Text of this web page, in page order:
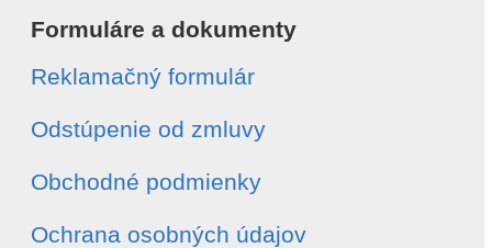
Formuláre a dokumenty
Reklamačný formulár
Odstúpenie od zmluvy
Obchodné podmienky
Ochrana osobných údajov